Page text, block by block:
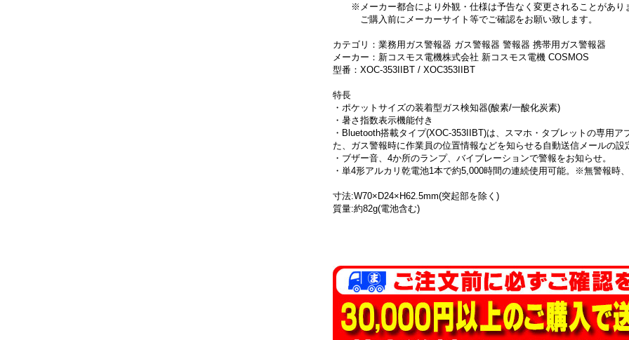
※メーカー都合により外観・仕様は予告なく変更されることがあり
ご購入前にメーカーサイト等でご確認をお願い致します。
カテゴリ：業務用ガス警報器 ガス警報器 警報器 携帯用ガス警報器
メーカー：新コスモス電機株式会社 新コスモス電機 COSMOS
型番：XOC-353IIBT / XOC353IIBT
特長
・ポケットサイズの装着型ガス検知器(酸素/一酸化炭素)
・暑さ指数表示機能付き
・Bluetooth搭載タイプ(XOC-353IIBT)は、スマホ・タブレットの専用
た、ガス警報時に作業員の位置情報などを知らせる自動送信メールの設
・ブザー音、4か所のランプ、バイブレーションで警報をお知らせ。
・単4形アルカリ乾電池1本で約5,000時間の連続使用可能。※無警報時
寸法:W70×D24×H62.5mm(突起部を除く)
質量:約82g(電池含む)